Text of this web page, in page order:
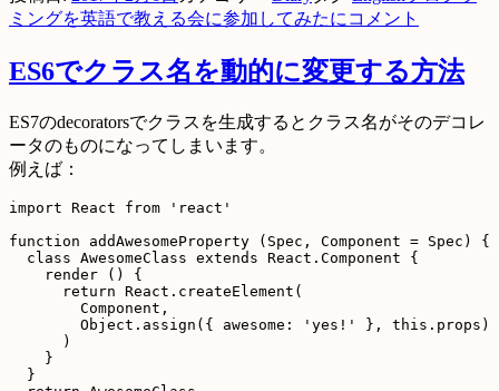
ミングを英語で教える会に参加してみたに コメント
ES6でクラス名を動的に変更する方法
ES7のdecoratorsでクラスを生成するとクラス名がそのデコレ
ータのものになってしまいます。
例えば：
import React from 'react'
function addAwesomeProperty (Spec, Component = Spec) {
  class AwesomeClass extends React.Component {
    render () {
      return React.createElement(
        Component,
        Object.assign({ awesome: 'yes!' }, this.props)
      )
    }
  }